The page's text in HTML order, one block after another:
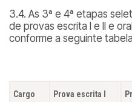
3.4. As 3ª e 4ª etapas
de provas escrita I e II e
conforme a seguinte
Cargo Prova escrita I